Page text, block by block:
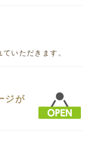
いただきます。
ジが